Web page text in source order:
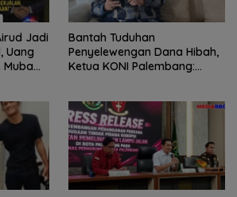
Jadi
Uang
Muba
Bantah Tuduhan
Penyelewengan Dana Hibah,
Ketua KONI Palembang: